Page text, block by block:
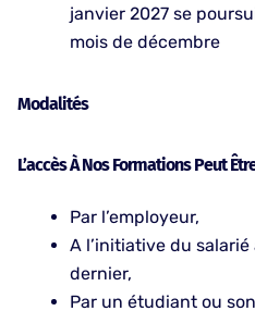
janvier 2027 se
mois de décembre
Modalités
L’accès À Nos Formations Peut
Par l’employeur,
A l’initiative du salarié
dernier,
Par un étudiant ou